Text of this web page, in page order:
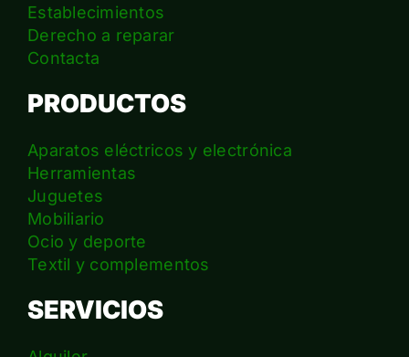
Establecimientos
Derecho a reparar
Contacta
PRODUCTOS
Aparatos eléctricos y electrónica
Herramientas
Juguetes
Mobiliario
Ocio y deporte
Textil y complementos
SERVICIOS